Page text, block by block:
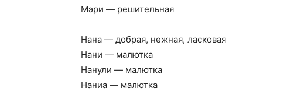
Мэри — решительная
Нана — добрая, нежная, ласковая
Нани — малютка
Нанули — малютка
Наниа — малютка